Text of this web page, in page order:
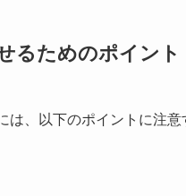
るためのポイント
、以下のポイントに注意